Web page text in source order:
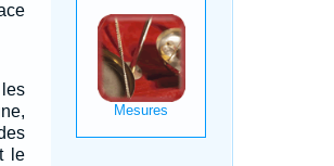
le